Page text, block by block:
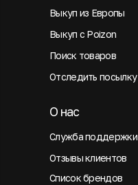
Выкуп из Европы
Выкуп с Poizon
Поиск товаров
Отследить посылку
Служба поддержки
О нас
Отзывы клиентов
Список брендов